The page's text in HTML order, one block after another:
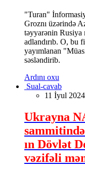
"Turan"
Groznı üzərində
təyyarənin Rusiya
adlandırıb. O, bu
yayımlanan
səsləndirib.
Ardını oxu
Sual-cavab
11 İyul
Ukrayna
ın Dövlət
vəzifəli